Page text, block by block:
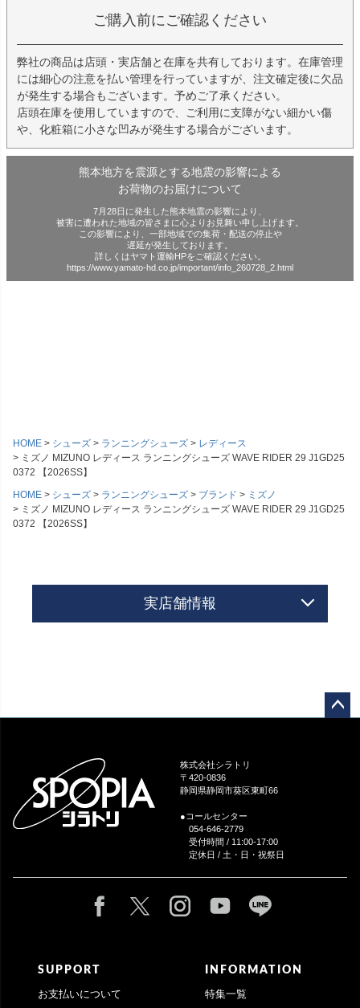
ご購入前にご確認ください
弊社の商品は店頭・実店舗と在庫を共有しております。在庫管理
には細心の注意を払い管理を行っていますが、注文確定後に欠品
が発生する場合もございます。予めご了承ください。
店頭在庫を使用していますので、ご利用に支障がない細かい傷
や、化粧箱に小さな凹みが発生する場合がございます。
熊本地方を震源とする地震の影響による
お荷物のお届けについて
7月28日に発生した熊本地震の影響により、
被害に遭われた地域の皆さまに心よりお見舞い申し上げます。
この影響により、一部地域での集荷・配送の停止や
遅延が発生しております。
詳しくはヤマト運輸HPをご確認ください。
https://www.yamato-hd.co.jp/important/info_260728_2.html
HOME シューズ ランニングシューズ
レディース
ミズノ MIZUNO レディース ランニングシューズ WAVE RIDER 29 J1GD25
0372 【2026SS】
HOME
シューズ ランニングシューズ ブランド
ミズノ
ミズノ MIZUNO レディース ランニングシューズ WAVE RIDER 29 J1GD25
0372 【2026SS】
実店舗情報
株式会社シラトリ
〒420-0836
静岡県静岡市葵区東町66
●コールセンター
054-646-2779
受付時間 / 11:00-17:00
定休日 / 土・日・祝祭日
SUPPORT
お支払いについて
INFORMATION
特集一覧